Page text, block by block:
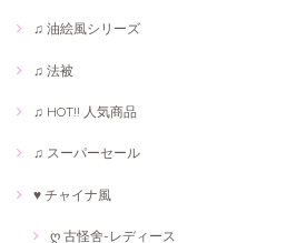
♫ 油絵風シリーズ
♫ 法被
♫ HOT!! 人気商品
♫ スーパーセール
♥ チャイナ風
ღ 古怪舍-レディース